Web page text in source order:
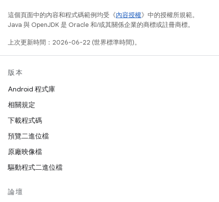
這個頁面中的內容和程式碼範例均受《內容授權》中的授權所規範。
Java 與 OpenJDK 是 Oracle 和/或其關係企業的商標或註冊商標。
上次更新時間：2026-06-22 (世界標準時間)。
版本
Android 程式庫
相關規定
下載程式碼
預覽二進位檔
原廠映像檔
驅動程式二進位檔
論壇